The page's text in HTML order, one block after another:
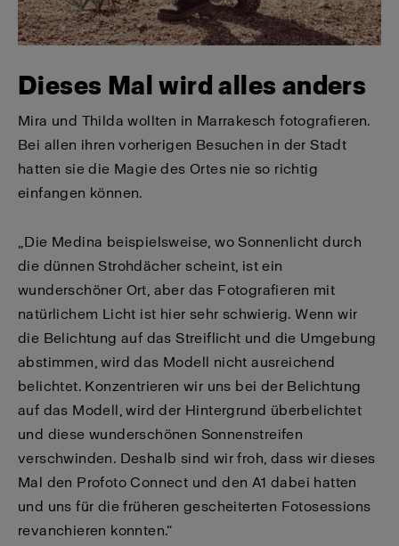
Dieses Mal wird alles anders
Mira und Thilda wollten in Marrakesch fotografieren.
Bei allen ihren vorherigen Besuchen in der Stadt
hatten sie die Magie des Ortes nie so richtig
einfangen können.
„Die Medina beispielsweise, wo Sonnenlicht durch
die dünnen Strohdächer scheint, ist ein
wunderschöner Ort, aber das Fotografieren mit
natürlichem Licht ist hier sehr schwierig. Wenn wir
die Belichtung auf das Streiflicht und die Umgebung
abstimmen, wird das Modell nicht ausreichend
belichtet. Konzentrieren wir uns bei der Belichtung
auf das Modell, wird der Hintergrund überbelichtet
und diese wunderschönen Sonnenstreifen
verschwinden. Deshalb sind wir froh, dass wir dieses
Mal den Profoto Connect und den A1 dabei hatten
und uns für die früheren gescheiterten Fotosessions
revanchieren konnten.“